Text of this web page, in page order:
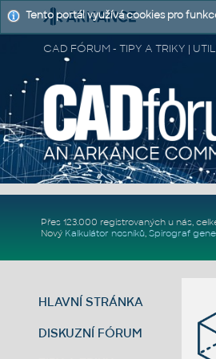
CAD FÓRUM - TIPY A TRIKY |
Přes 123.000 registrovaných u nás,
Nový Kalkulátor nosníků, Spirograf
HLAVNÍ STRÁNKA
DISKUZNÍ FÓRUM
Tento portál využívá cookies pro